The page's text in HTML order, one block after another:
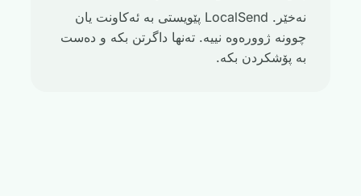
نەخێر. LocalSend پێویستی بە ئەکاونت یان
چوونە ژوورەوە نییە. تەنها داگرتن بکە و دەست
بە پۆشکردن بکە.